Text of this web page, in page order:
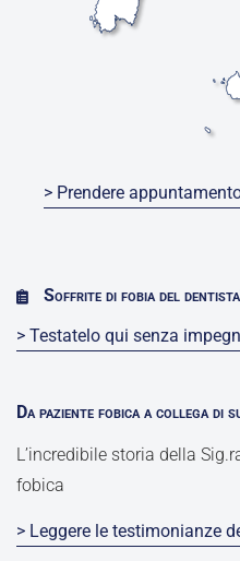
> Prendere
Soffrite di fobia del
> Testatelo qui senza
Da paziente fobica a collega di
L’incredibile storia della
fobica
> Leggere le testimonianze